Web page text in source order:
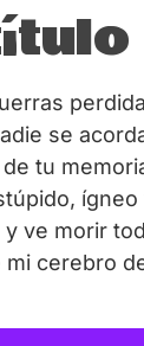
se
tu
ve morir
mi cerebro